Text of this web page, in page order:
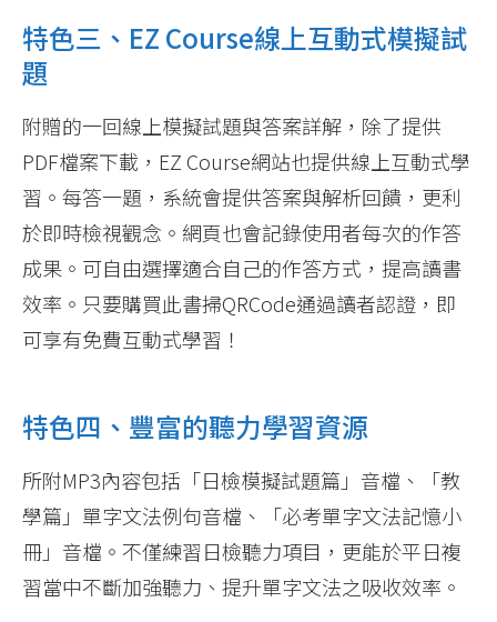
特色三、EZ Course線上互動式模擬試
題
附贈的一回線上模擬試題與答案詳解，除了提供
PDF檔案下載，EZ Course網站也提供線上互動式學
習。每答一題，系統會提供答案與解析回饋，更利
於即時檢視觀念。網頁也會記錄使用者每次的作答
成果。可自由選擇適合自己的作答方式，提高讀書
效率。只要購買此書掃QRCode通過讀者認證，即
可享有免費互動式學習！
特色四、豐富的聽力學習資源
所附MP3內容包括「日檢模擬試題篇」音檔、「教
學篇」單字文法例句音檔、「必考單字文法記憶小
冊」音檔。不僅練習日檢聽力項目，更能於平日複
習當中不斷加強聽力、提升單字文法之吸收效率。